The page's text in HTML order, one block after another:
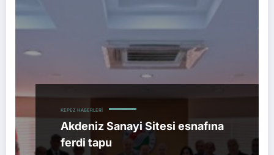
KEPEZ HABERLERI
Akdeniz Sanayi Sitesi esnafına
ferdi tapu